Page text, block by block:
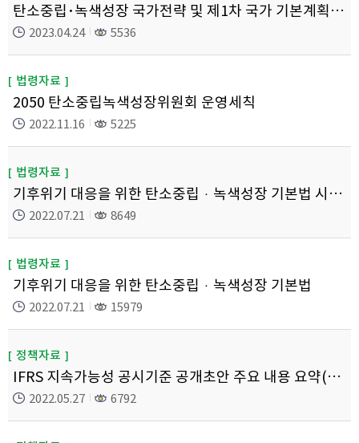
탄소중립･녹색성장 국가전략 및 제1차 국가 기본계획 (중장기 온실가스 감축목표 포함)
2023.04.24 5536
법령자료
2050 탄소중립녹색성장위원회 운영세칙
2022.11.16 5225
법령자료
기후위기 대응을 위한 탄소중립ㆍ녹색성장 기본법 시행령
2022.07.21 8649
법령자료
기후위기 대응을 위한 탄소중립ㆍ녹색성장 기본법
2022.07.21 15979
정책자료
IFRS 지속가능성 공시기준 공개초안 주요 내용 요약(한국회계기준원)
2022.05.27 6792